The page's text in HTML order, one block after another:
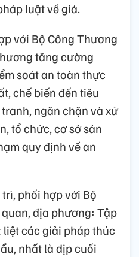
luật về giá.
với Bộ Công Thương
tăng cường
soát an toàn thực
chế biến đến tiêu
ngăn chặn và xử
tổ chức, cơ sở sản
quy định về an
phối hợp với Bộ
địa phương: Tập
các giải pháp thúc
nhất là dịp cuối